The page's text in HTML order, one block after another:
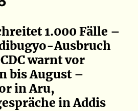
1.000 Fälle –
Ausbruch
warnt vor
bis August –
in Aru,
in Addis